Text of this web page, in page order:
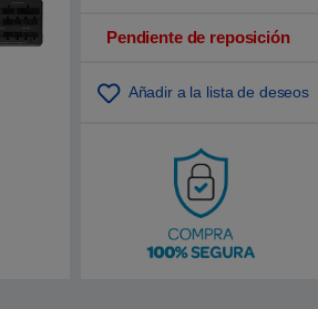
n
d
Pendiente de reposición
Añadir a la lista de deseos